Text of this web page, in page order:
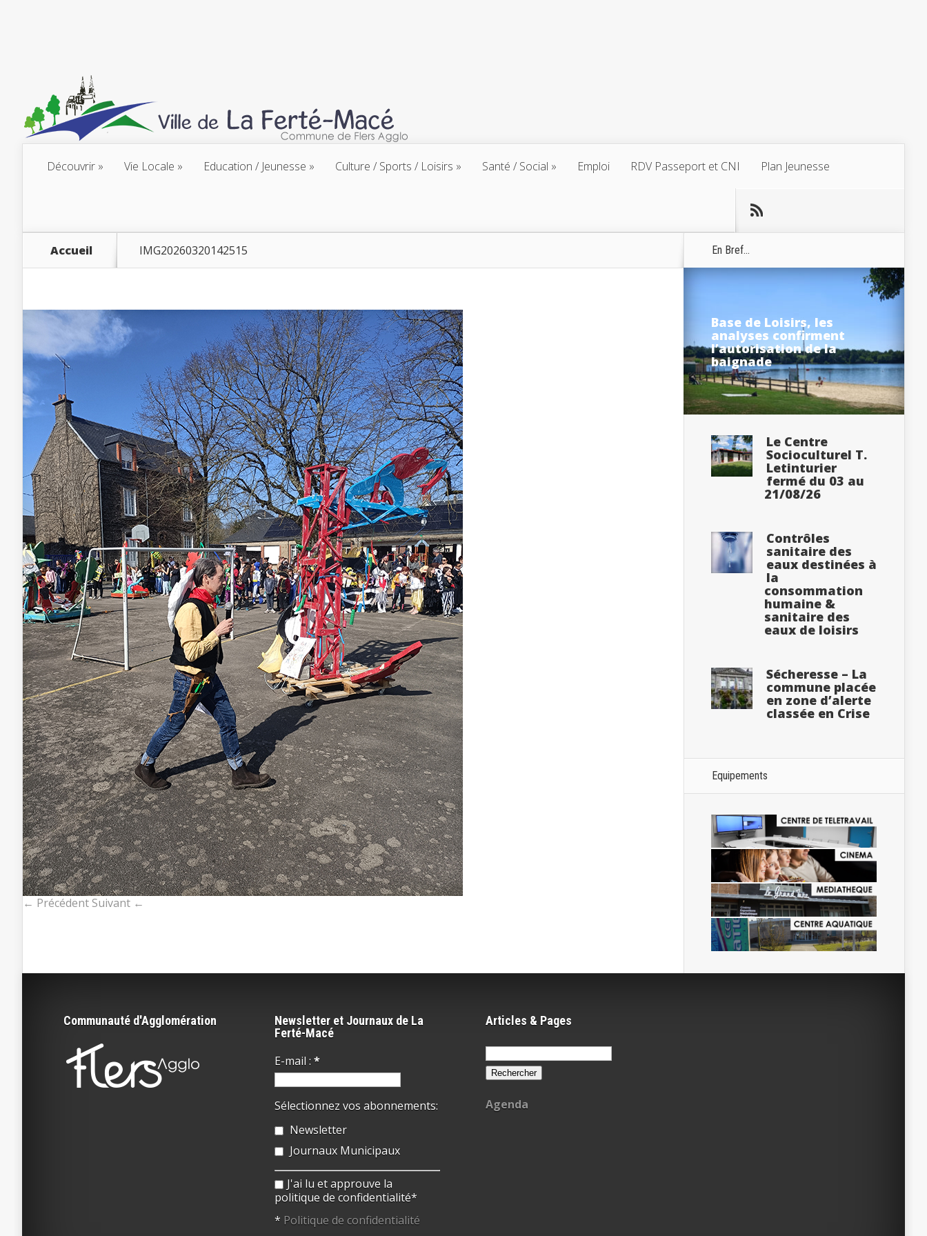
Découvrir Vie Locale Education / Jeunesse Culture / Sports / Loisirs Santé / Social Emploi RDV Passeport et CNI Plan Jeunesse
Accueil IMG20260320142515
← Précédent Suivant ←
En Bref...
Base de Loisirs, les
analyses confirment
l’autorisation de la
baignade
Le Centre
Socioculturel T.
Letinturier
fermé du 03 au
21/08/26
Contrôles
sanitaire des
eaux destinées à
la
consommation
humaine &
sanitaire des
eaux de loisirs
Sécheresse – La
commune placée
en zone d’alerte
classée en Crise
Equipements
Communauté d'Agglomération
Newsletter et Journaux de La
Ferté-Macé
E-mail : *
Sélectionnez vos abonnements:
Newsletter
Journaux Municipaux
J'ai lu et approuve la
politique de confidentialité*
* Politique de confidentialité
Articles & Pages
Rechercher :
Agenda